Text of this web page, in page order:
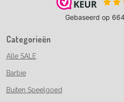
Categorieën
Alle SALE
Barbie
Buiten Speelgoed